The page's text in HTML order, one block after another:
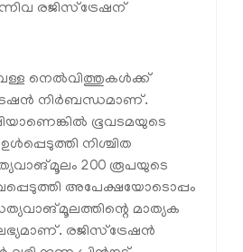
രജിസ്‌ട്രേഷന്
വെള്ള നെല്‍വിത്തുകള്‍ക്ക്
നിര്‍ബന്ധമാണ്.
ഭൂവടമയുടെ
നിശ്ചിത
200 രൂപയുടെ
അപേക്ഷയോടൊപ്പം
മാത്യക
രജിസ്‌ട്രേഷന്‍